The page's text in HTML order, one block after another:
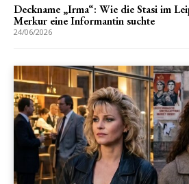
Deckname „Irma“: Wie die Stasi im
Merkur eine Informantin suchte
24/06/2026